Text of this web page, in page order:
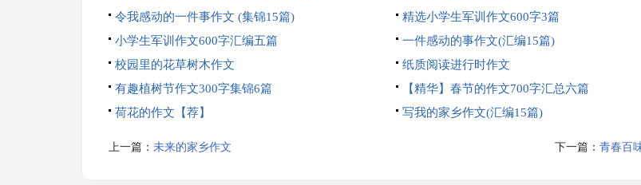
令我感动的一件事作文 (集锦15篇)
精选小学生军训作文600字3篇
小学生军训作文600字汇编五篇
一件感动的事作文(汇编15篇)
校园里的花草树木作文
纸质阅读进行时作文
有趣植树节作文300字集锦6篇
【精华】春节的作文700字汇总六篇
荷花的作文【荐】
写我的家乡作文(汇编15篇)
上一篇： 未来的家乡作文 下一篇： 青春百